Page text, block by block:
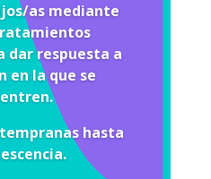
as mediante
dar respuesta a
en la que se
hasta